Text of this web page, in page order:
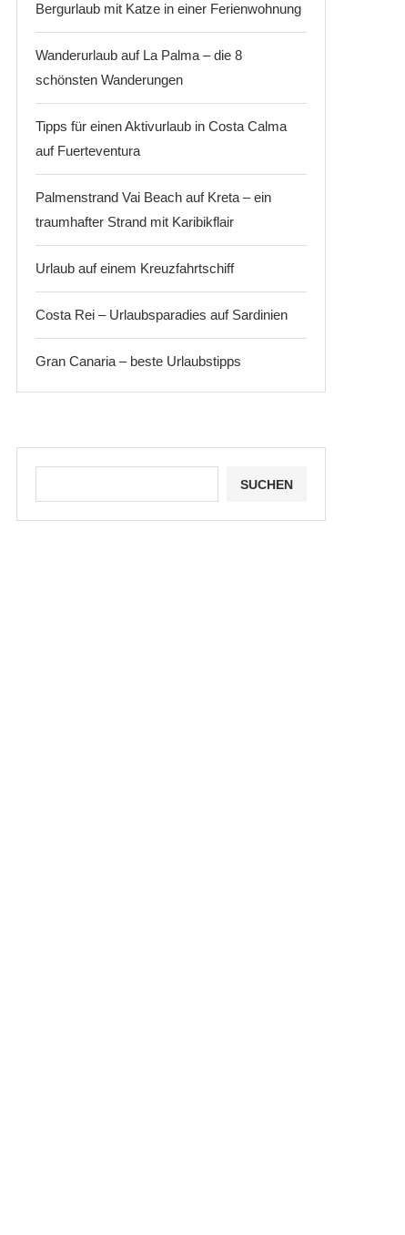
Bergurlaub mit Katze in einer Ferienwohnung
Wanderurlaub auf La Palma – die 8
schönsten Wanderungen
Tipps für einen Aktivurlaub in Costa Calma
auf Fuerteventura
Palmenstrand Vai Beach auf Kreta – ein
traumhafter Strand mit Karibikflair
Urlaub auf einem Kreuzfahrtschiff
Costa Rei – Urlaubsparadies auf Sardinien
Gran Canaria – beste Urlaubstipps
SUCHEN